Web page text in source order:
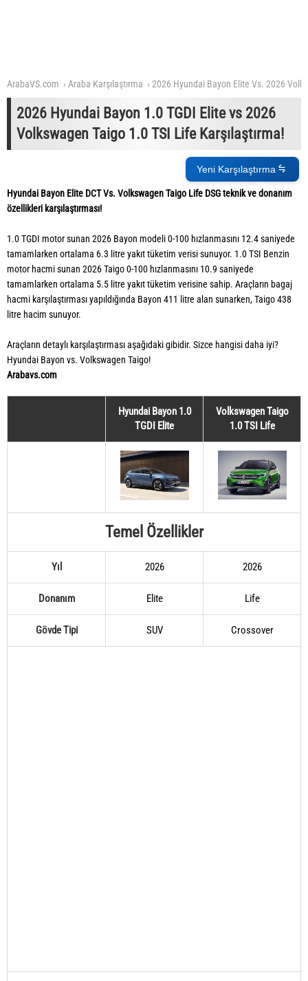
ArabaVS.com Araba Karşılaştırma 2026 Hyundai Bayon Elite Vs. 2026
2026 Hyundai Bayon 1.0 TGDI Elite vs 2026
Volkswagen Taigo 1.0 TSI Life Karşılaştırma!
Yeni Karşılaştırma
Hyundai Bayon Elite DCT Vs. Volkswagen Taigo Life DSG teknik ve donanım
özellikleri karşılaştırması!
1.0 TGDI motor sunan 2026 Bayon modeli 0-100 hızlanmasını 12.4 saniyede
tamamlarken ortalama 6.3 litre yakıt tüketim verisi sunuyor. 1.0 TSI Benzin
motor hacmi sunan 2026 Taigo 0-100 hızlanmasını 10.9 saniyede
tamamlarken ortalama 5.5 litre yakıt tüketim verisine sahip. Araçların bagaj
hacmi karşılaştırması yapıldığında Bayon 411 litre alan sunarken, Taigo 438
litre hacim sunuyor.
Araçların detaylı karşılaştırması aşağıdaki gibidir. Sizce hangisi daha iyi?
Hyundai Bayon vs. Volkswagen Taigo!
Arabavs.com
Hyundai Bayon 1.0
TGDI Elite
Volkswagen Taigo
1.0 TSI Life
Temel Özellikler
Yıl 2026 2026
Donanım Elite Life
Gövde Tipi SUV Crossover